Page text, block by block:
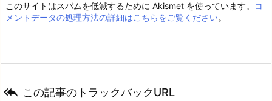
このサイトはスパムを低減するために Akismet を使っています。
コ
メントデータの処理方法の詳細はこちらをご覧ください。
 この記事のトラックバックURL